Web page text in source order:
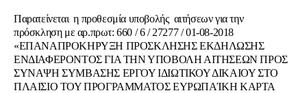
Παρατείνεται η προθεσμία υποβολής αιτήσεων για την
πρόσκληση με αρ.πρωτ: 660 / 6 / 27277 / 01-08-2018
«ΕΠΑΝΑΠΡΟΚΗΡΥΞΗ ΠΡΟΣΚΛΗΣΗΣ ΕΚΔΗΛΩΣΗΣ
ΕΝΔΙΑΦΕΡΟΝΤΟΣ ΓΙΑ ΤΗΝ ΥΠΟΒΟΛΗ ΑΙΤΗΣΕΩΝ ΠΡΟΣ
ΣΥΝΑΨΗ ΣΥΜΒΑΣΗΣ ΕΡΓΟΥ ΙΔΙΩΤΙΚΟΥ ΔΙΚΑΙΟΥ ΣΤΟ
ΠΛΑΙΣΙΟ ΤΟΥ ΠΡΟΓΡΑΜΜΑΤΟΣ ΕΥΡΩΠΑΊΚΗ ΚΑΡΤΑ